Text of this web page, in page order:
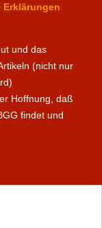
Erklärungen
und das
(nicht nur
Hoffnung, daß
findet und